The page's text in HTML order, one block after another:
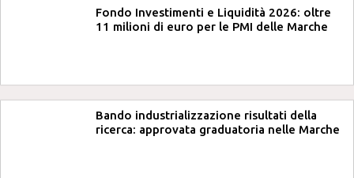
Fondo Investimenti e Liquidità 2026: oltre
11 milioni di euro per le PMI delle Marche
Bando industrializzazione risultati della
ricerca: approvata graduatoria nelle Marche